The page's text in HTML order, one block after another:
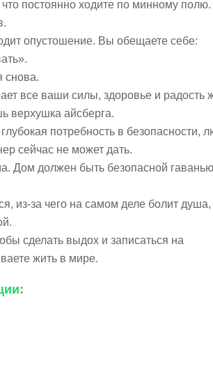
постоянно ходите по минному
опустошение. Вы обещаете себе:
снова.
все ваши силы, здоровье и радость
верхушка айсберга.
потребность в безопасности,
сейчас не может дать.
Дом должен быть безопасной
из-за чего на самом деле болит душа,
сделать выдох и записаться на
жить в мире.